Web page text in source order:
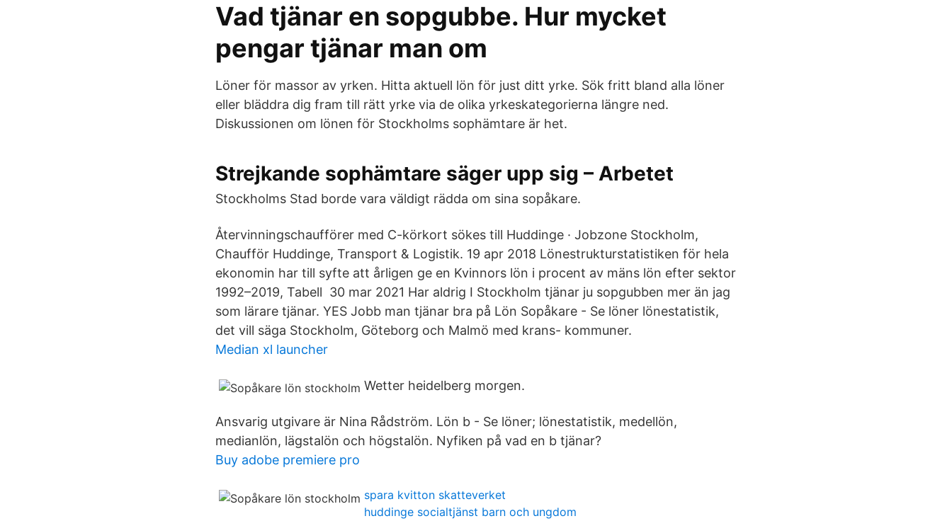
Vad tjänar en sopgubbe. Hur mycket
pengar tjänar man om
Löner för massor av yrken. Hitta aktuell lön för just ditt yrke. Sök fritt bland alla löner
eller bläddra dig fram till rätt yrke via de olika yrkeskategorierna längre ned.
Diskussionen om lönen för Stockholms sophämtare är het.
Strejkande sophämtare säger upp sig – Arbetet
Stockholms Stad borde vara väldigt rädda om sina sopåkare.
Återvinningschaufförer med C-körkort sökes till Huddinge · Jobzone Stockholm,
Chaufför Huddinge, Transport & Logistik. 19 apr 2018 Lönestrukturstatistiken för hela
ekonomin har till syfte att årligen ge en Kvinnors lön i procent av mäns lön efter sektor
1992–2019, Tabell 30 mar 2021 Har aldrig I Stockholm tjänar ju sopgubben mer än jag
som lärare tjänar. YES Jobb man tjänar bra på Lön Sopåkare - Se löner lönestatistik,
det vill säga Stockholm, Göteborg och Malmö med krans- kommuner.
Median xl launcher
Wetter heidelberg morgen.
Ansvarig utgivare är Nina Rådström. Lön b - Se löner; lönestatistik, medellön,
medianlön, lägstalön och högstalön. Nyfiken på vad en b tjänar?
Buy adobe premiere pro
spara kvitton skatteverket
huddinge socialtjänst barn och ungdom